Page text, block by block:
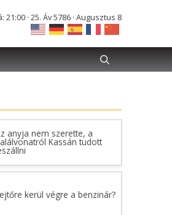
21:00 · 25. Áv 5786 · Augusztus 8
anyja nem szerette, a
Kassán tudott
kerül végre a benzinár?